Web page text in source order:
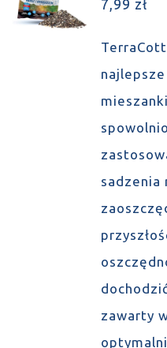
7,99 zł
sadzenia
zawarty